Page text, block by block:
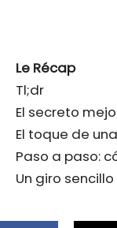
Le Récap
Tl;dr
El secreto
El toque de
Paso a paso:
Un giro